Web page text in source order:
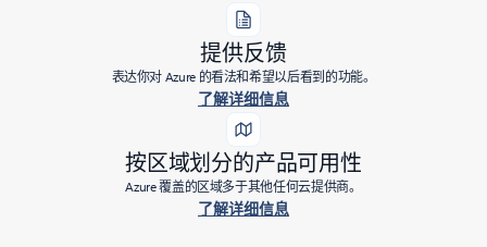
提供反馈
表达你对 Azure 的看法和希望以后看到的功能。
了解详细信息
按区域划分的产品可用性
Azure 覆盖的区域多于其他任何云提供商。
了解详细信息